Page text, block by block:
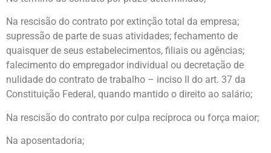
Na rescisão do contrato por extinção total da empresa;
supressão de parte de suas atividades; fechamento de
quaisquer de seus estabelecimentos, filiais ou agências;
falecimento do empregador individual ou decretação de
nulidade do contrato de trabalho – inciso II do art. 37 da
Constituição Federal, quando mantido o direito ao salário;
Na rescisão do contrato por culpa recíproca ou força maior;
Na aposentadoria;